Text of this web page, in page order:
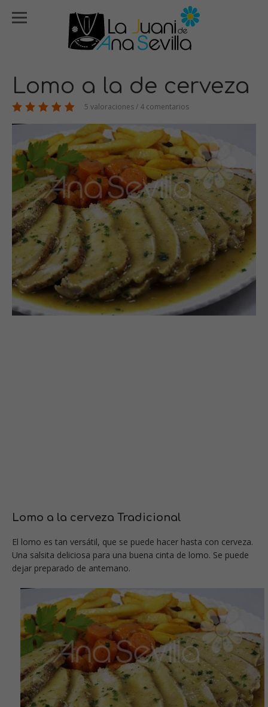
Lomo a la de cerveza
5 valoraciones / 4 comentarios
Lomo a la cerveza Tradicional
El lomo es tan versátil, que se puede hacer hasta con cerveza.
Una salsita deliciosa para una buena cinta de lomo. Se puede
dejar preparado de antemano.